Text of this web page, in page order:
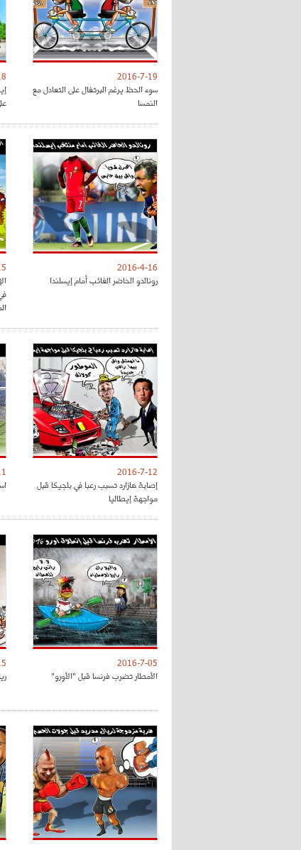
2016-7-19
سوء الحظ يرغم البرتغال على التعادل مع
النمسا
2016-4-16
رونالدو الحاضر الغائب أمام إيسلندا
2016-7-12
إصابة هازارد تسبب رعبا في بلجيكا قبل
مواجهة إيطاليا
2016-7-05
الأمطار تضرب فرنسا قبل "الأورو"